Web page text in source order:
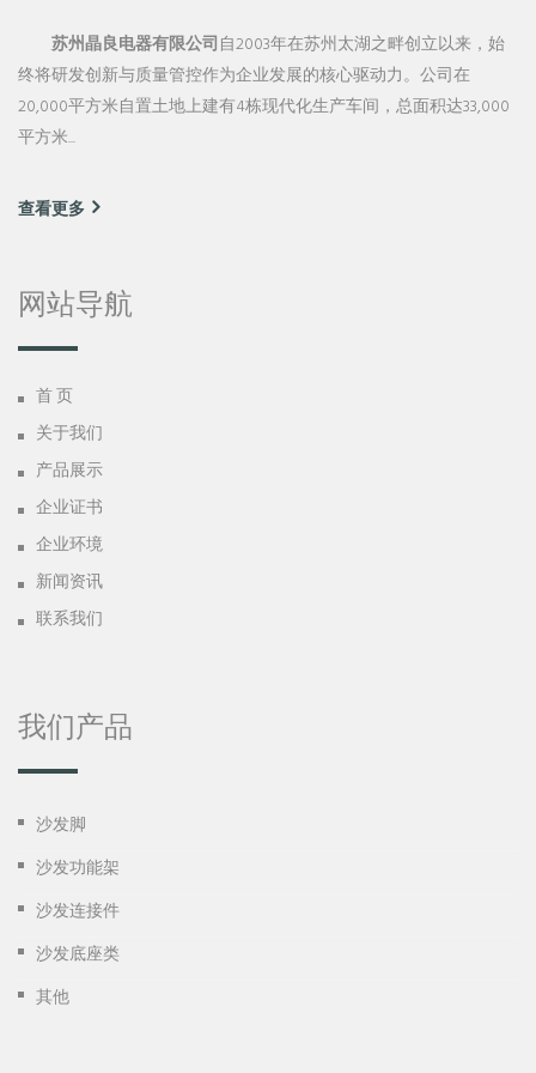
苏州晶良电器有限公司自2003年在苏州太湖之畔创立以来，始
终将研发创新与质量管控作为企业发展的核心驱动力。公司在
20,000平方米自置土地上建有4栋现代化生产车间，总面积达33,000
平方米...
查看更多
网站导航
首 页
关于我们
产品展示
企业证书
企业环境
新闻资讯
联系我们
我们产品
沙发脚
沙发功能架
沙发连接件
沙发底座类
其他